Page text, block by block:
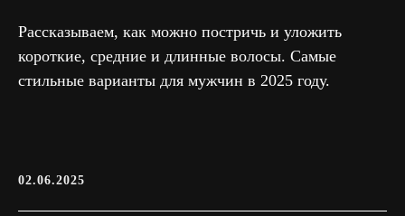
Рассказываем, как можно постричь и уложить
короткие, средние и длинные волосы. Самые
стильные варианты для мужчин в 2025 году.
02.06.2025